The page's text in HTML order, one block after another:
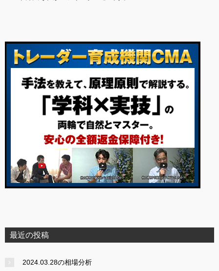
最近の投稿
2024.03.28の相場分析